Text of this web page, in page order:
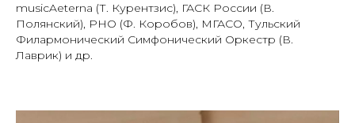
musicAeterna (Т. Курентзис), ГАСК России (В.
Полянский), РНО (Ф. Коробов), МГАСО, Тульский
Филармонический Симфонический Оркестр (В.
Лаврик) и др.